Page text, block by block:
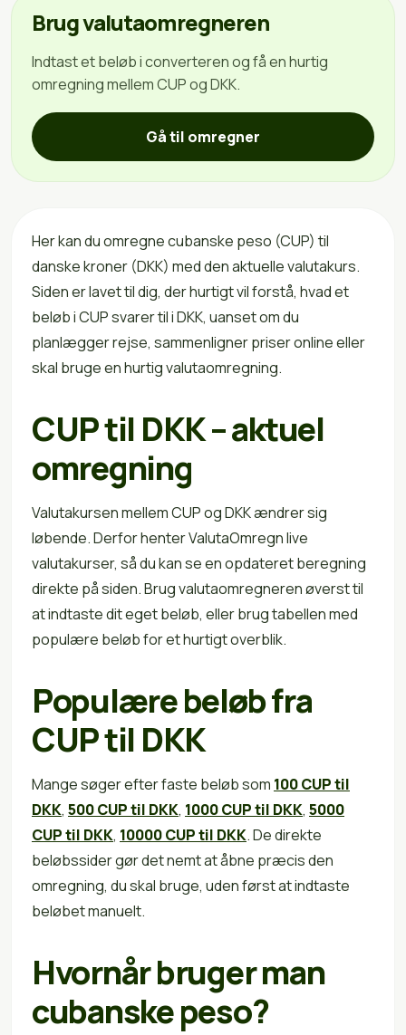
Brug valutaomregneren
Indtast et beløb i converteren og få en hurtig
omregning mellem CUP og DKK.
Gå til omregner
Her kan du omregne cubanske peso (CUP) til
danske kroner (DKK) med den aktuelle valutakurs.
Siden er lavet til dig, der hurtigt vil forstå, hvad et
beløb i CUP svarer til i DKK, uanset om du
planlægger rejse, sammenligner priser online eller
skal bruge en hurtig valutaomregning.
CUP til DKK – aktuel
omregning
Valutakursen mellem CUP og DKK ændrer sig
løbende. Derfor henter ValutaOmregn live
valutakurser, så du kan se en opdateret beregning
direkte på siden. Brug valutaomregneren øverst til
at indtaste dit eget beløb, eller brug tabellen med
populære beløb for et hurtigt overblik.
Populære beløb fra
CUP til DKK
Mange søger efter faste beløb som 100 CUP til
DKK, 500 CUP til DKK, 1000 CUP til DKK, 5000
CUP til DKK, 10000 CUP til DKK. De direkte
beløbssider gør det nemt at åbne præcis den
omregning, du skal bruge, uden først at indtaste
beløbet manuelt.
Hvornår bruger man
cubanske peso?